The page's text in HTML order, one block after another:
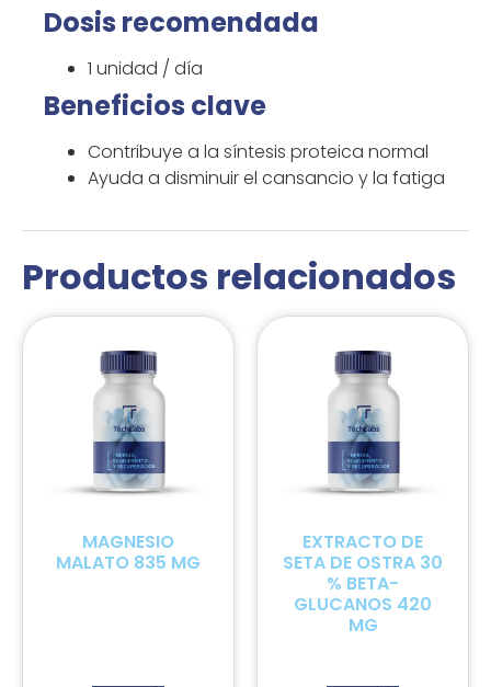
Dosis recomendada
1 unidad / día
Beneficios clave
Contribuye a la síntesis proteica normal
Ayuda a disminuir el cansancio y la fatiga
Productos relacionados
MAGNESIO
MALATO 835 MG
EXTRACTO DE
SETA DE OSTRA 30
% BETA-
GLUCANOS 420
MG